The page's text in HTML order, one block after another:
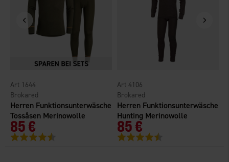
Herren Funktionsunterwäsche
Tossåsen Merinowolle
Brokared
1644
85 €
Bewertung:
Herren Funktionsunterwäsche
Hunting Merinowolle
Brokared
4106
85 €
Bewertung: